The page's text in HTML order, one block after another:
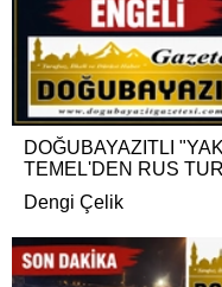
DOĞUBAYAZITLI
TEMEL'DEN RUS
Dengi Çelik